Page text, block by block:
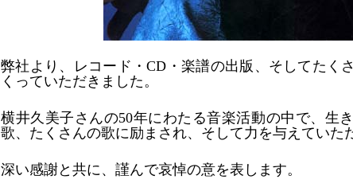
弊社より、レコード・CD ・楽譜の出版、そしてたく
くっていただきました。
横井久美子さんの50年にわたる音楽活動の中で、生
歌、たくさんの歌に励まされ、そして力を与えていた
深い感謝と共に、謹んで哀悼の意を表します。